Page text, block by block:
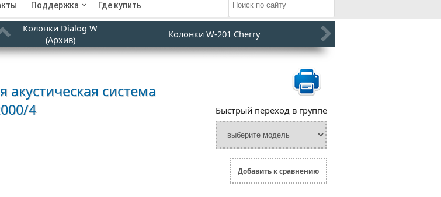
Поддержка Где купить
Колонки Dialog W
(Архив)
Колонки W-201 Cherry
система
4
Быстрый переход в группе
Добавить к сравнению